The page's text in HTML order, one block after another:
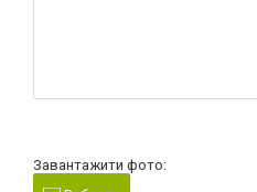
Завантажити фото: